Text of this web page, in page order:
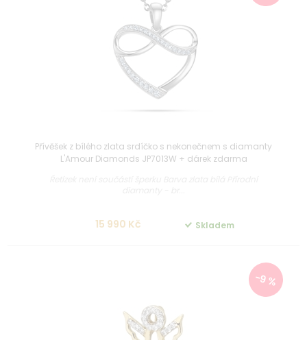
Přívěšek z bílého zlata srdíčko s nekonečnem s diamanty
L'Amour Diamonds JP7013W + dárek zdarma
15 990 Kč Skladem
-9 %